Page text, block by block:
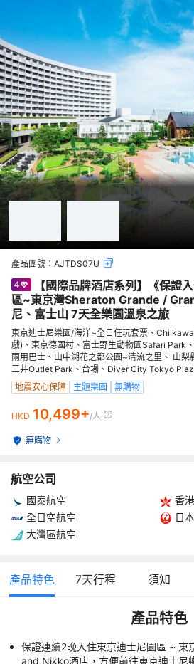
產品團號： AJTDS07U
【國際品牌酒店系列】《保證
區~東京灣Sheraton Grande /
尼、富士山 7天全樂園溫泉之旅
東京迪士尼樂園/海洋~全日任玩套票、
戲)、東京德國村、富士野生動物園Safari Park
兩用巴士、山中湖花之都公園~清流之里、 山梨
三井Outlet Park、台場、Diver City Tokyo
地震安心保障
主題樂園 無購物
HKD 10,499+/人
無購物
航空公司
國泰航空
香
全日空航空
日
大灣區航空
產品特色 7天行程 須知
產品特色
保證連續2晚入住東京迪士尼園區 ~
and Nikko酒店，方便前往東京迪士尼